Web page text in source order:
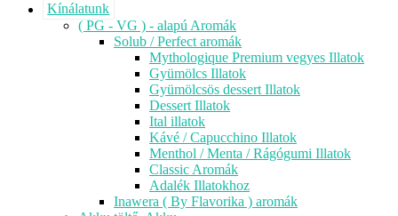
Kínálatunk
( PG - VG ) - alapú Aromák
Solub / Perfect aromák
Mythologique Premium vegyes Illatok
Gyümölcs Illatok
Gyümölcsös dessert Illatok
Dessert Illatok
Ital illatok
Kávé / Capucchino Illatok
Menthol / Menta / Rágógumi Illatok
Classic Aromák
Adalék Illatokhoz
Inawera ( By Flavorika ) aromák